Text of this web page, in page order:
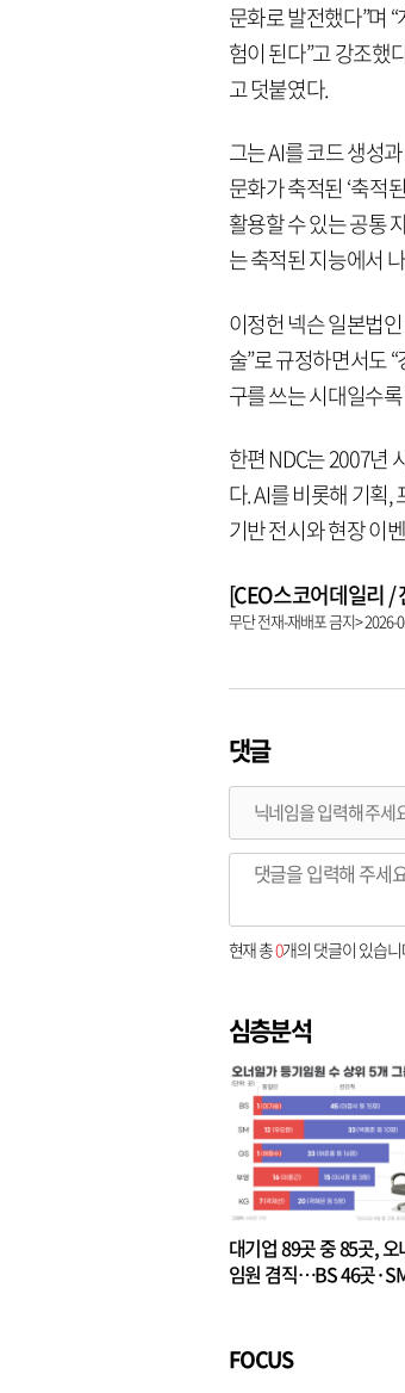
문화로 발전했다”며
험이 된다”고 강조했
고 덧붙였다.
그는 AI를 코드 생성
문화가 축적된 ‘축적
활용할 수 있는 공통
는 축적된 지능에서
이정헌 넥슨 일본법
술”로 규정하면서도
구를 쓰는 시대일수
한편 NDC는 2007년
다. AI를 비롯해 기획,
기반 전시와 현장 이
[CEO스코어데일리
무단 전재-재배포 금지> 2026-
댓글
현재 총0개의 댓글이 있습
심층분석
대기업 89곳 중 85곳,
임원 겸직…BS 46곳
FOCUS